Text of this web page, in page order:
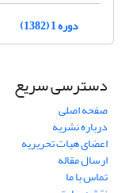
دوره 1 (1382)
دسترسی سریع
صفحه اصلی
درباره نشریه
اعضای هیات تحریریه
ارسال مقاله
تماس با ما